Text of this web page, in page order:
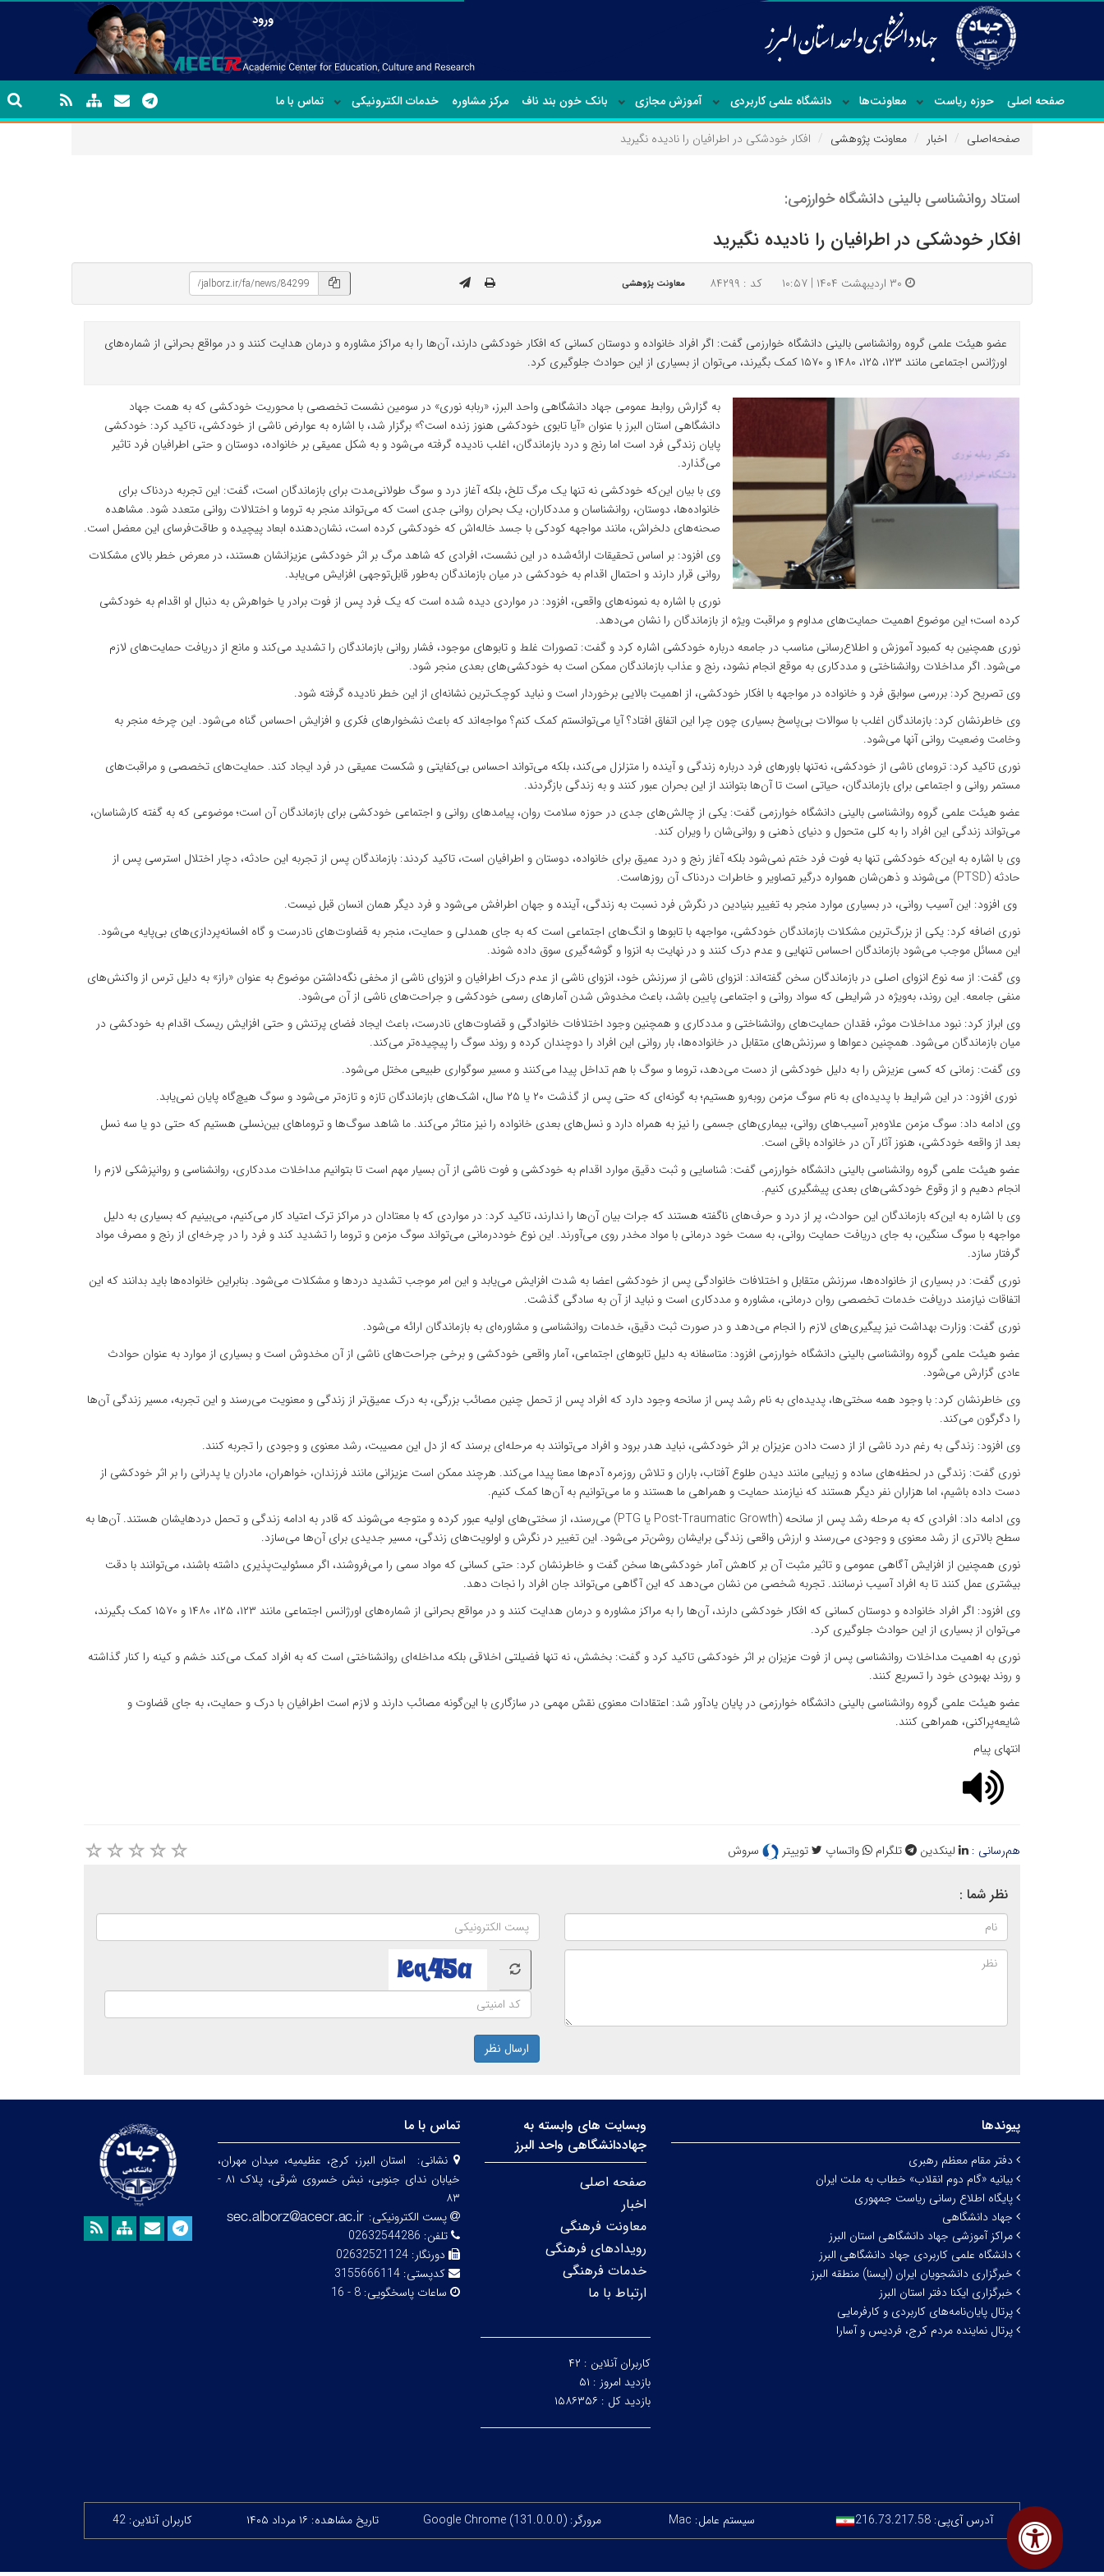
ورود
صفحه اصلی حوزه ریاست معاونت‌ها دانشگاه علمی کاربردی آموزش مجازی بانک خون بند ناف مرکز مشاوره خدمات الکترونیکی تماس با ما
صفحه‌اصلی اخبار معاونت پژوهشی افکار خودشکی در اطرافیان را نادیده نگیرید
استاد روانشناسی بالینی دانشگاه خوارزمی:
افکار خودشکی در اطرافیان را نادیده نگیرید
۳۰ اردیبهشت ۱۴۰۴ | ۱۰:۵۷ کد : ۸۴۲۹۹ معاونت پژوهشی
عضو هیئت علمی گروه روانشناسی بالینی دانشگاه خوارزمی گفت: اگر افراد خانواده و دوستان کسانی که افکار خودکشی دارند، آن‌ها را به مراکز مشاوره و درمان هدایت کنند و در مواقع بحرانی از شماره‌های
اورژانس اجتماعی مانند ۱۲۳، ۱۲۵، ۱۴۸۰ و ۱۵۷۰ کمک بگیرند، می‌توان از بسیاری از این حوادث جلوگیری کرد.
به گزارش روابط عمومی جهاد دانشگاهی واحد البرز، «ربابه نوری» در سومین نشست تخصصی با محوریت خودکشی که به همت جهاد
دانشگاهی استان البرز با عنوان «آیا تابوی خودکشی هنوز زنده است؟» برگزار شد، با اشاره به عوارض ناشی از خودکشی، تاکید کرد: خودکشی
پایان زندگی فرد است اما رنج و درد بازماندگان، اغلب نادیده گرفته می‌شود و به شکل عمیقی بر خانواده، دوستان و حتی اطرافیان فرد تاثیر
می‌گذارد.
وی با بیان این‌که خودکشی نه تنها یک مرگ تلخ، بلکه آغاز درد و سوگ طولانی‌مدت برای بازماندگان است، گفت: این تجربه دردناک برای
خانواده‌ها، دوستان، روانشناسان و مددکاران، یک بحران روانی جدی است که می‌تواند منجر به تروما و اختلالات روانی متعدد شود. مشاهده
صحنه‌های دلخراش، مانند مواجهه کودکی با جسد خاله‌اش که خودکشی کرده است، نشان‌دهنده ابعاد پیچیده و طاقت‌فرسای این معضل است.
وی افزود: بر اساس تحقیقات ارائه‌شده در این نشست، افرادی که شاهد مرگ بر اثر خودکشی عزیزانشان هستند، در معرض خطر بالای مشکلات
روانی قرار دارند و احتمال اقدام به خودکشی در میان بازماندگان به‌طور قابل‌توجهی افزایش می‌یابد.
نوری با اشاره به نمونه‌های واقعی، افزود: در مواردی دیده شده است که یک فرد پس از فوت برادر یا خواهرش به دنبال او اقدام به خودکشی
کرده است؛ این موضوع اهمیت حمایت‌های مداوم و مراقبت ویژه از بازماندگان را نشان می‌دهد.
نوری همچنین به کمبود آموزش و اطلاع‌رسانی مناسب در جامعه درباره خودکشی اشاره کرد و گفت: تصورات غلط و تابوهای موجود، فشار روانی بازماندگان را تشدید می‌کند و مانع از دریافت حمایت‌های لازم
می‌شود. اگر مداخلات روانشناختی و مددکاری به موقع انجام نشود، رنج و عذاب بازماندگان ممکن است به خودکشی‌های بعدی منجر شود.
وی تصریح کرد: بررسی سوابق فرد و خانواده در مواجهه با افکار خودکشی، از اهمیت بالایی برخوردار است و نباید کوچک‌ترین نشانه‌ای از این خطر نادیده گرفته شود.
وی خاطرنشان کرد: بازماندگان اغلب با سوالات بی‌پاسخ بسیاری چون چرا این اتفاق افتاد؟ آیا می‌توانستم کمک کنم؟ مواجه‌اند که باعث نشخوارهای فکری و افزایش احساس گناه می‌شود. این چرخه منجر به
وخامت وضعیت روانی آنها می‌شود.
نوری تاکید کرد: ترومای ناشی از خودکشی، نه‌تنها باورهای فرد درباره زندگی و آینده را متزلزل می‌کند، بلکه می‌تواند احساس بی‌کفایتی و شکست عمیقی در فرد ایجاد کند. حمایت‌های تخصصی و مراقبت‌های
مستمر روانی و اجتماعی برای بازماندگان، حیاتی است تا آن‌ها بتوانند از این بحران عبور کنند و به زندگی بازگردند.
عضو هیئت علمی گروه روانشناسی بالینی دانشگاه خوارزمی گفت: یکی از چالش‌های جدی در حوزه سلامت روان، پیامدهای روانی و اجتماعی خودکشی برای بازماندگان آن است؛ موضوعی که به گفته کارشناسان،
می‌تواند زندگی این افراد را به کلی متحول و دنیای ذهنی و روانی‌شان را ویران کند.
وی با اشاره به این‌که خودکشی تنها به فوت فرد ختم نمی‌شود بلکه آغاز رنج و درد عمیق برای خانواده، دوستان و اطرافیان است، تاکید کردند: بازماندگان پس از تجربه این حادثه، دچار اختلال استرسی پس از
حادثه (PTSD) می‌شوند و ذهن‌شان همواره درگیر تصاویر و خاطرات دردناک آن روزهاست.
وی افزود: این آسیب روانی، در بسیاری موارد منجر به تغییر بنیادین در نگرش فرد نسبت به زندگی، آینده و جهان اطرافش می‌شود و فرد دیگر همان انسان قبل نیست.
نوری اضافه کرد: یکی از بزرگ‌ترین مشکلات بازماندگان خودکشی، مواجهه با تابوها و انگ‌های اجتماعی است که به جای همدلی و حمایت، منجر به قضاوت‌های نادرست و گاه افسانه‌پردازی‌های بی‌پایه می‌شود.
این مسائل موجب می‌شود بازماندگان احساس تنهایی و عدم درک کنند و در نهایت به انزوا و گوشه‌گیری سوق داده شوند.
وی گفت: از سه نوع انزوای اصلی در بازماندگان سخن گفته‌اند: انزوای ناشی از سرزنش خود، انزوای ناشی از عدم درک اطرافیان و انزوای ناشی از مخفی‌ نگه‌داشتن موضوع به عنوان «راز» به دلیل ترس از واکنش‌های
منفی جامعه. این روند، به‌ویژه در شرایطی که سواد روانی و اجتماعی پایین باشد، باعث مخدوش شدن آمارهای رسمی خودکشی و جراحت‌های ناشی از آن می‌شود.
وی ابراز کرد: نبود مداخلات موثر، فقدان حمایت‌های روانشناختی و مددکاری و همچنین وجود اختلافات خانوادگی و قضاوت‌های نادرست، باعث ایجاد فضای پرتنش و حتی افزایش ریسک اقدام به خودکشی در
میان بازماندگان می‌شود. همچنین دعواها و سرزنش‌های متقابل در خانواده‌ها، بار روانی این افراد را دوچندان کرده و روند سوگ را پیچیده‌تر می‌کند.
وی گفت: زمانی که کسی عزیزش را به دلیل خودکشی از دست می‌دهد، تروما و سوگ با هم تداخل پیدا می‌کنند و مسیر سوگواری طبیعی مختل می‌شود.
نوری افزود: در این شرایط با پدیده‌ای به نام سوگ مزمن روبه‌رو هستیم؛ به گونه‌ای که حتی پس از گذشت ۲۰ یا ۲۵ سال، اشک‌های بازماندگان تازه و تازه‌تر می‌شود و سوگ هیچ‌گاه پایان نمی‌یابد.
وی ادامه داد: سوگ مزمن علاوه‌بر آسیب‌های روانی، بیماری‌های جسمی را نیز به همراه دارد و نسل‌های بعدی خانواده را نیز متاثر می‌کند. ما شاهد سوگ‌ها و تروماهای بین‌نسلی هستیم که حتی دو یا سه نسل
بعد از واقعه خودکشی، هنوز آثار آن در خانواده باقی است.
عضو هیئت علمی گروه روانشناسی بالینی دانشگاه خوارزمی گفت: شناسایی و ثبت دقیق موارد اقدام به خودکشی و فوت ناشی از آن بسیار مهم است تا بتوانیم مداخلات مددکاری، روانشناسی و روانپزشکی لازم را
انجام دهیم و از وقوع خودکشی‌های بعدی پیشگیری کنیم.
وی با اشاره به این‌که بازماندگان این حوادث، پر از درد و حرف‌های ناگفته هستند که جرات بیان آن‌ها را ندارند، تاکید کرد: در مواردی که با معتادان در مراکز ترک اعتیاد کار می‌کنیم، می‌بینیم که بسیاری به دلیل
مواجهه با سوگ سنگین، به جای دریافت حمایت روانی، به سمت خود درمانی با مواد مخدر روی می‌آورند. این نوع خوددرمانی می‌تواند سوگ مزمن و تروما را تشدید کند و فرد را در چرخه‌ای از رنج و مصرف مواد
گرفتار سازد.
نوری گفت: در بسیاری از خانواده‌ها، سرزنش متقابل و اختلافات خانوادگی پس از خودکشی اعضا به شدت افزایش می‌یابد و این امر موجب تشدید دردها و مشکلات می‌شود. بنابراین خانواده‌ها باید بدانند که این
اتفاقات نیازمند دریافت خدمات تخصصی روان درمانی، مشاوره و مددکاری است و نباید از آن به سادگی گذشت.
نوری گفت: وزارت بهداشت نیز پیگیری‌های لازم را انجام می‌دهد و در صورت ثبت دقیق، خدمات روانشناسی و مشاوره‌ای به بازماندگان ارائه می‌شود.
عضو هیئت علمی گروه روانشناسی بالینی دانشگاه خوارزمی افزود: متاسفانه به دلیل تابوهای اجتماعی، آمار واقعی خودکشی و برخی جراحت‌های ناشی از آن مخدوش است و بسیاری از موارد به عنوان حوادث
عادی گزارش می‌شود.
وی خاطرنشان کرد: با وجود همه سختی‌ها، پدیده‌ای به نام رشد پس از سانحه وجود دارد که افراد پس از تحمل چنین مصائب بزرگی، به درک عمیق‌تر از زندگی و معنویت می‌رسند و این تجربه، مسیر زندگی آن‌ها
را دگرگون می‌کند.
وی افزود: زندگی به رغم درد ناشی از از دست دادن عزیزان بر اثر خودکشی، نباید هدر برود و افراد می‌توانند به مرحله‌ای برسند که از دل این مصیبت، رشد معنوی و وجودی را تجربه کنند.
نوری گفت: زندگی در لحظه‌های ساده و زیبایی مانند دیدن طلوع آفتاب، باران و تلاش روزمره آدم‌ها معنا پیدا می‌کند. هرچند ممکن است عزیزانی مانند فرزندان، خواهران، مادران یا پدرانی را بر اثر خودکشی از
دست داده باشیم، اما هزاران نفر دیگر هستند که نیازمند حمایت و همراهی ما هستند و ما می‌توانیم به آن‌ها کمک کنیم.
وی ادامه داد: افرادی که به مرحله رشد پس از سانحه (Post-Traumatic Growth یا PTG) می‌رسند، از سختی‌های اولیه عبور کرده و متوجه می‌شوند که قادر به ادامه زندگی و تحمل دردهایشان هستند. آن‌ها به
سطح بالاتری از رشد معنوی و وجودی می‌رسند و ارزش واقعی زندگی برایشان روشن‌تر می‌شود. این تغییر در نگرش و اولویت‌های زندگی، مسیر جدیدی برای آن‌ها می‌سازد.
نوری همچنین از افزایش آگاهی عمومی و تاثیر مثبت آن بر کاهش آمار خودکشی‌ها سخن گفت و خاطرنشان کرد: حتی کسانی که مواد سمی را می‌فروشند، اگر مسئولیت‌پذیری داشته باشند، می‌توانند با دقت
بیشتری عمل کنند تا به افراد آسیب نرسانند. تجربه شخصی من نشان می‌دهد که این آگاهی می‌تواند جان افراد را نجات دهد.
وی افزود: اگر افراد خانواده و دوستان کسانی که افکار خودکشی دارند، آن‌ها را به مراکز مشاوره و درمان هدایت کنند و در مواقع بحرانی از شماره‌های اورژانس اجتماعی مانند ۱۲۳، ۱۲۵، ۱۴۸۰ و ۱۵۷۰ کمک بگیرند،
می‌توان از بسیاری از این حوادث جلوگیری کرد.
نوری به اهمیت مداخلات روانشناسی پس از فوت عزیزان بر اثر خودکشی تاکید کرد و گفت: بخشش، نه تنها فضیلتی اخلاقی بلکه مداخله‌ای روانشناختی است که به افراد کمک می‌کند خشم و کینه را کنار گذاشته
و روند بهبودی خود را تسریع کنند.
عضو هیئت علمی گروه روانشناسی بالینی دانشگاه خوارزمی در پایان یادآور شد: اعتقادات معنوی نقش مهمی در سازگاری با این‌گونه مصائب دارند و لازم است اطرافیان با درک و حمایت، به جای قضاوت و
شایعه‌پراکنی، همراهی کنند.
انتهای پیام
هم‌رسانی : لینکدین تلگرام واتساپ توییتر سروش
نظر شما :
ارسال نظر
پیوندها
دفتر مقام معظم رهبری
بیانیه «گام دوم انقلاب» خطاب به ملت ایران
پایگاه اطلاع رسانی ریاست جمهوری
جهاد دانشگاهی
مراکز آموزشی جهاد دانشگاهی استان البرز
دانشگاه علمی کاربردی جهاد دانشگاهی البرز
خبرگزاری دانشجویان ایران (ایسنا) منطقه البرز
خبرگزاری ایکنا دفتر استان البرز
پرتال پایان‌نامه‌های کاربردی و کارفرمایی
پرتال نماینده مردم کرج، فردیس و آسارا
وبسایت های وابسته به
جهاددانشگاهی واحد البرز
صفحه اصلی
اخبار
معاونت فرهنگی
رویدادهای فرهنگی
خدمات فرهنگی
ارتباط با ما
کاربران آنلاین : ۴۲
بازدید امروز : ۵۱
بازدید کل : ۱۵۸۶۳۵۶
تماس با ما
نشانی:
استان البرز، کرج، عظیمیه، میدان مهران،
خیابان ندای جنوبی، نبش خسروی شرقی، پلاک ۸۱ -
۸۳
پست الکترونیکی:
تلفن: 02632544286
دورنگار:02632521124
کدپستی:3155666114
ساعات پاسخگویی:8 - 16
آدرس آی‌پی: 216.73.217.58 سیستم عامل: Mac مرورگر: Google Chrome (131.0.0.0) تاریخ مشاهده: ۱۶ مرداد ۱۴۰۵ کاربران آنلاین: 42